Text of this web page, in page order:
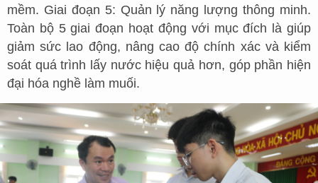
mềm. Giai đoạn 5: Quản lý năng lượng thông minh.
Toàn bộ 5 giai đoạn hoạt động với mục đích là giúp
giảm sức lao động, nâng cao độ chính xác và kiểm
soát quá trình lấy nước hiệu quả hơn, góp phần hiện
đại hóa nghề làm muối.